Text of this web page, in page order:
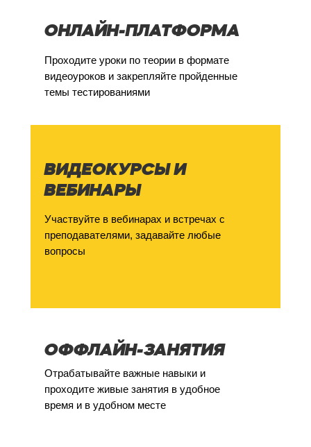
ОНЛАЙН-ПЛАТФОРМА
ВИДЕОКУРСЫ И
ВЕБИНАРЫ
ОФФЛАЙН-ЗАНЯТИЯ
Проходите уроки по теории в формате
видеоуроков и закрепляйте пройденные
темы тестированиями
Участвуйте в вебинарах и встречах с
преподавателями, задавайте любые
вопросы
Отрабатывайте важные навыки и
проходите живые занятия в удобное
время и в удобном месте